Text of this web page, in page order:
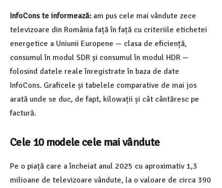
InfoCons te informează: am pus cele mai vândute zece
televizoare din România față în față cu criteriile etichetei
energetice a Uniunii Europene — clasa de eficiență,
consumul în modul SDR și consumul în modul HDR —
folosind datele reale înregistrate în baza de date
InfoCons. Graficele și tabelele comparative de mai jos
arată unde se duc, de fapt, kilowații și cât cântăresc pe
factură.
Cele 10 modele cele mai vândute
Pe o piață care a încheiat anul 2025 cu aproximativ 1,3
milioane de televizoare vândute, la o valoare de circa 390